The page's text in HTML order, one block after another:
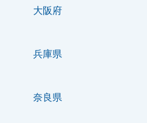
大阪府
兵庫県
奈良県